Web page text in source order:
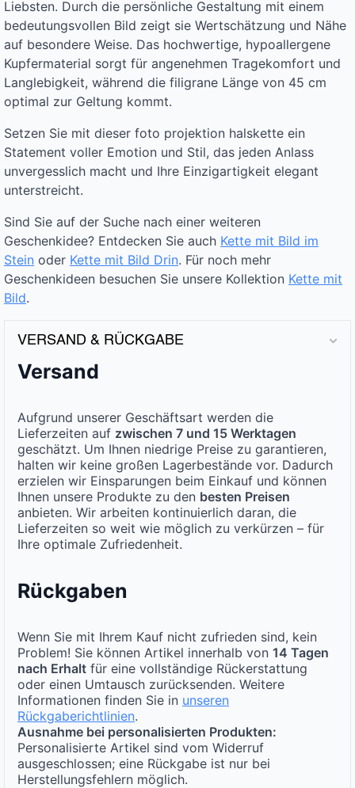
Liebsten. Durch die persönliche Gestaltung mit einem
bedeutungsvollen Bild zeigt sie Wertschätzung und Nähe
auf besondere Weise. Das hochwertige, hypoallergene
Kupfermaterial sorgt für angenehmen Tragekomfort und
Langlebigkeit, während die filigrane Länge von 45 cm
optimal zur Geltung kommt.
Setzen Sie mit dieser foto projektion halskette ein
Statement voller Emotion und Stil, das jeden Anlass
unvergesslich macht und Ihre Einzigartigkeit elegant
unterstreicht.
Sind Sie auf der Suche nach einer weiteren
Geschenkidee? Entdecken Sie auch Kette mit Bild im
Stein oder Kette mit Bild Drin. Für noch mehr
Geschenkideen besuchen Sie unsere Kollektion Kette mit
Bild.
VERSAND & RÜCKGABE
Versand
Aufgrund unserer Geschäftsart werden die
Lieferzeiten auf zwischen 7 und 15 Werktagen
geschätzt. Um Ihnen niedrige Preise zu garantieren,
halten wir keine großen Lagerbestände vor. Dadurch
erzielen wir Einsparungen beim Einkauf und können
Ihnen unsere Produkte zu den besten Preisen
anbieten. Wir arbeiten kontinuierlich daran, die
Lieferzeiten so weit wie möglich zu verkürzen – für
Ihre optimale Zufriedenheit.
Rückgaben
Wenn Sie mit Ihrem Kauf nicht zufrieden sind, kein
Problem! Sie können Artikel innerhalb von 14 Tagen
nach Erhalt für eine vollständige Rückerstattung
oder einen Umtausch zurücksenden. Weitere
Informationen finden Sie in unseren
Rückgaberichtlinien.
Ausnahme bei personalisierten Produkten:
Personalisierte Artikel sind vom Widerruf
ausgeschlossen; eine Rückgabe ist nur bei
Herstellungsfehlern möglich.